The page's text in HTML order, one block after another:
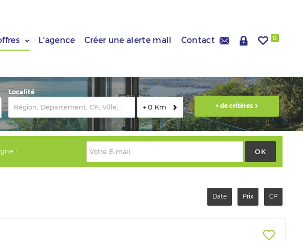
L'agence Créer une alerte mail Contact 0
Localité
+ 0 Km
!
Date Prix CP